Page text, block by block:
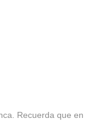
Recuerda que en